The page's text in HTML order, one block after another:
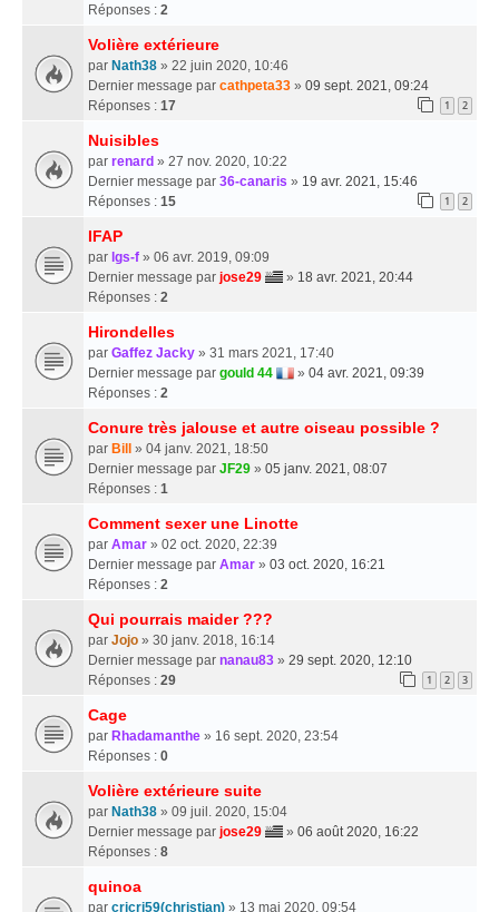
Réponses : 2
Volière extérieure
par Nath38 » 22 juin 2020, 10:46
Dernier message par cathpeta33 » 09 sept. 2021, 09:24
Réponses : 17 1 2
Nuisibles
par renard » 27 nov. 2020, 10:22
Dernier message par 36-canaris » 19 avr. 2021, 15:46
Réponses : 15 1 2
IFAP
par lgs-f » 06 avr. 2019, 09:09
Dernier message par jose29 » 18 avr. 2021, 20:44
Réponses : 2
Hirondelles
par Gaffez Jacky » 31 mars 2021, 17:40
Dernier message par gould 44 » 04 avr. 2021, 09:39
Réponses : 2
Conure très jalouse et autre oiseau possible ?
par Bill » 04 janv. 2021, 18:50
Dernier message par JF29 » 05 janv. 2021, 08:07
Réponses : 1
Comment sexer une Linotte
par Amar » 02 oct. 2020, 22:39
Dernier message par Amar » 03 oct. 2020, 16:21
Réponses : 2
Qui pourrais maider ???
par Jojo » 30 janv. 2018, 16:14
Dernier message par nanau83 » 29 sept. 2020, 12:10
Réponses : 29 1 2 3
Cage
par Rhadamanthe » 16 sept. 2020, 23:54
Réponses : 0
Volière extérieure suite
par Nath38 » 09 juil. 2020, 15:04
Dernier message par jose29 » 06 août 2020, 16:22
Réponses : 8
quinoa
par cricri59(christian) » 13 mai 2020, 09:54